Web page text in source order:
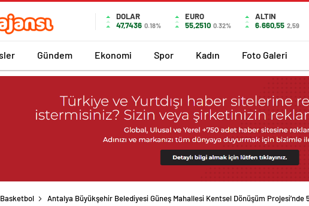
DOLAR
47,7436 0.18%
EURO
55,2510 0.32%
ALTIN
6.660,55 2,59
Gündem Ekonomi Spor Kadın Foto Galeri
Basketbol Antalya Büyükşehir Belediyesi Güneş Mahallesi Kentsel Dönüşüm